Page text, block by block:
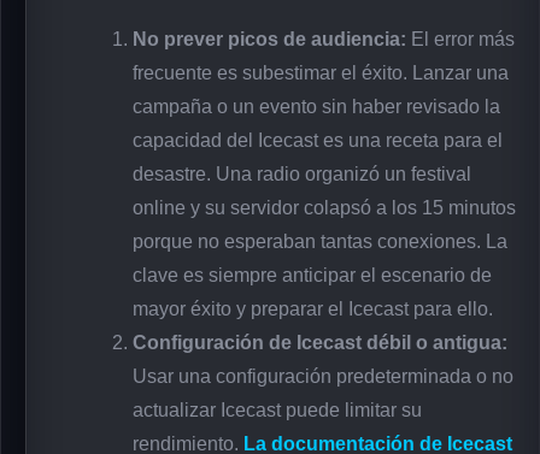
No prever picos de audiencia: El error más
frecuente es subestimar el éxito. Lanzar una
campaña o un evento sin haber revisado la
capacidad del Icecast es una receta para el
desastre. Una radio organizó un festival
online y su servidor colapsó a los 15 minutos
porque no esperaban tantas conexiones. La
clave es siempre anticipar el escenario de
mayor éxito y preparar el Icecast para ello.
Configuración de Icecast débil o antigua:
Usar una configuración predeterminada o no
actualizar Icecast puede limitar su
rendimiento. La documentación de Icecast